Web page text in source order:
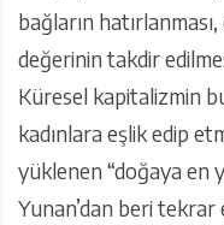
bağların
değerinin takdir
Küresel kapitalizmin
kadınlara eşlik edip
yüklenen “doğaya en
Yunan’dan beri